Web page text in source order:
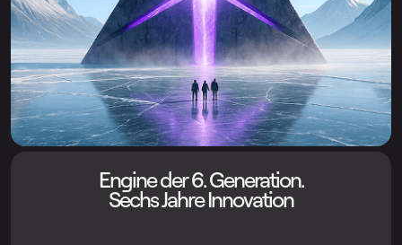
Engine der 6. Generation.
Sechs Jahre Innovation